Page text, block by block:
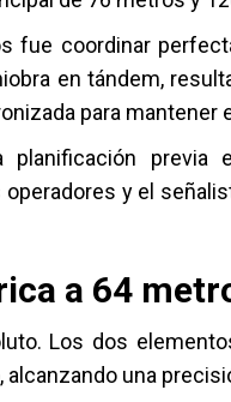
fue coordinar
en tándem,
para mantener
previa
y el
a 64
Los dos
una